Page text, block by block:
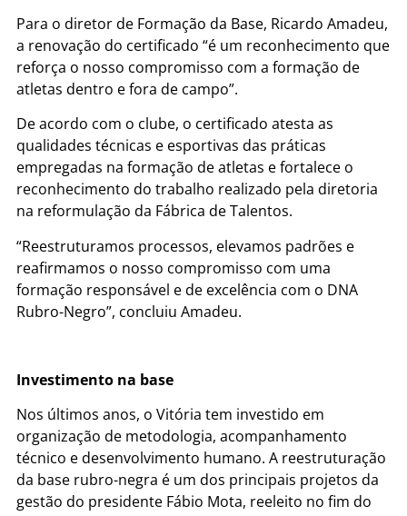
Para o diretor de Formação da Base, Ricardo Amadeu,
a renovação do certificado “é um reconhecimento que
reforça o nosso compromisso com a formação de
atletas dentro e fora de campo”.
De acordo com o clube, o certificado atesta as
qualidades técnicas e esportivas das práticas
empregadas na formação de atletas e fortalece o
reconhecimento do trabalho realizado pela diretoria
na reformulação da Fábrica de Talentos.
“Reestruturamos processos, elevamos padrões e
reafirmamos o nosso compromisso com uma
formação responsável e de excelência com o DNA
Rubro-Negro”, concluiu Amadeu.
Investimento na base
Nos últimos anos, o Vitória tem investido em
organização de metodologia, acompanhamento
técnico e desenvolvimento humano. A reestruturação
da base rubro-negra é um dos principais projetos da
gestão do presidente Fábio Mota, reeleito no fim do